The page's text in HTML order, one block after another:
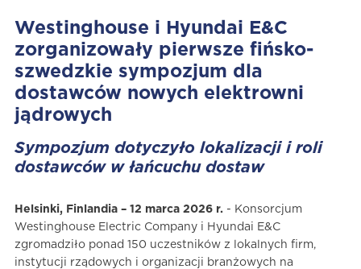
Westinghouse i Hyundai E&C
zorganizowały pierwsze fińsko-
szwedzkie sympozjum dla
dostawców nowych elektrowni
jądrowych
Sympozjum dotyczyło lokalizacji i roli
dostawców w łańcuchu dostaw
Helsinki, Finlandia – 12 marca 2026 r. - Konsorcjum
Westinghouse Electric Company i Hyundai E&C
zgromadziło ponad 150 uczestników z lokalnych firm,
instytucji rządowych i organizacji branżowych na